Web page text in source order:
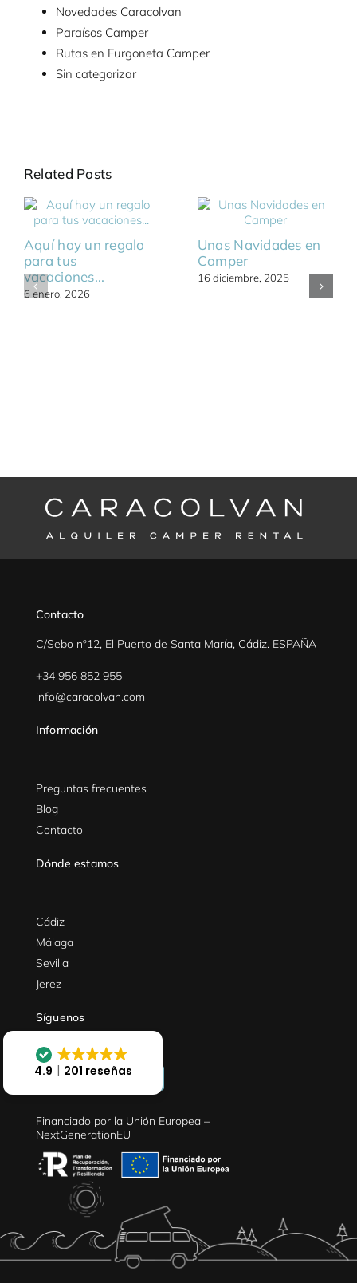
Novedades Caracolvan
Paraísos Camper
Rutas en Furgoneta Camper
Sin categorizar
Related Posts
Aquí hay un regalo
para tus
vacaciones...
6 enero, 2026
Unas Navidades en
Camper
16 diciembre, 2025
Contacto
C/Sebo nº12, El Puerto de Santa María, Cádiz. ESPAÑA
+34 956 852 955
info@caracolvan.com
Información
Preguntas frecuentes
Blog
Contacto
Dónde estamos
Cádiz
Málaga
Sevilla
Jerez
Síguenos
Financiado por la Unión Europea –
NextGenerationEU
4.9 201 reseñas